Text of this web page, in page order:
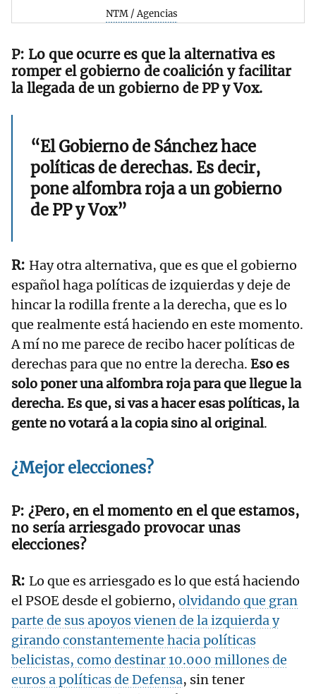
NTM / Agencias
Lo que ocurre es que la alternativa es
romper el gobierno de coalición y facilitar
la llegada de un gobierno de PP y Vox.
“El Gobierno de Sánchez hace
políticas de derechas. Es decir,
pone alfombra roja a un gobierno
de PP y Vox”
Hay otra alternativa, que es que el gobierno
español haga políticas de izquierdas y deje de
hincar la rodilla frente a la derecha, que es lo
que realmente está haciendo en este momento.
A mí no me parece de recibo hacer políticas de
derechas para que no entre la derecha. Eso es
solo poner una alfombra roja para que llegue la
derecha. Es que, si vas a hacer esas políticas, la
gente no votará a la copia sino al original.
¿Mejor elecciones?
¿Pero, en el momento en el que estamos,
no sería arriesgado provocar unas
elecciones?
Lo que es arriesgado es lo que está haciendo
el PSOE desde el gobierno, olvidando que gran
parte de sus apoyos vienen de la izquierda y
girando constantemente hacia políticas
belicistas, como destinar 10.000 millones de
euros a políticas de Defensa, sin tener